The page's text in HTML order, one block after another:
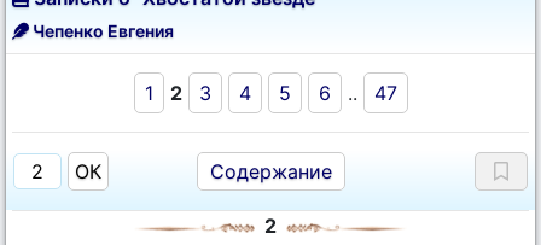
Чепенко Евгения
1 2 3 4 5 6 .. 47
Содержание
2